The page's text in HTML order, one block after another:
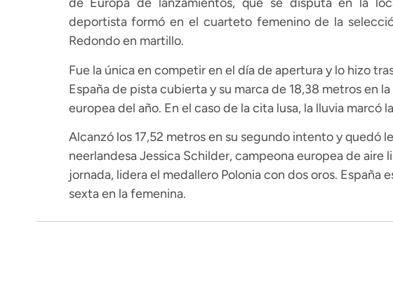
de Europa de lanzamientos, que se disputa en la
deportista formó en el cuarteto femenino de la
Redondo en martillo.
Fue la única en competir en el día de apertura y lo hizo
España de pista cubierta y su marca de 18,38 metros en
europea del año. En el caso de la cita lusa, la lluvia marcó
Alcanzó los 17,52 metros en su segundo intento y quedó
neerlandesa Jessica Schilder, campeona europea de aire
jornada, lidera el medallero Polonia con dos oros. España
sexta en la femenina.